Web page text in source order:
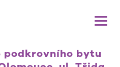
podkrovního bytu